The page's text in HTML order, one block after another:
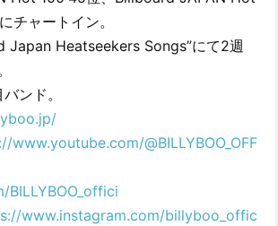
チャートイン。
Japan Heatseekers Songs”にて2週
ンド。
www.youtube.com/@BILLYBOO_OFF
www.instagram.com/billyboo_offic